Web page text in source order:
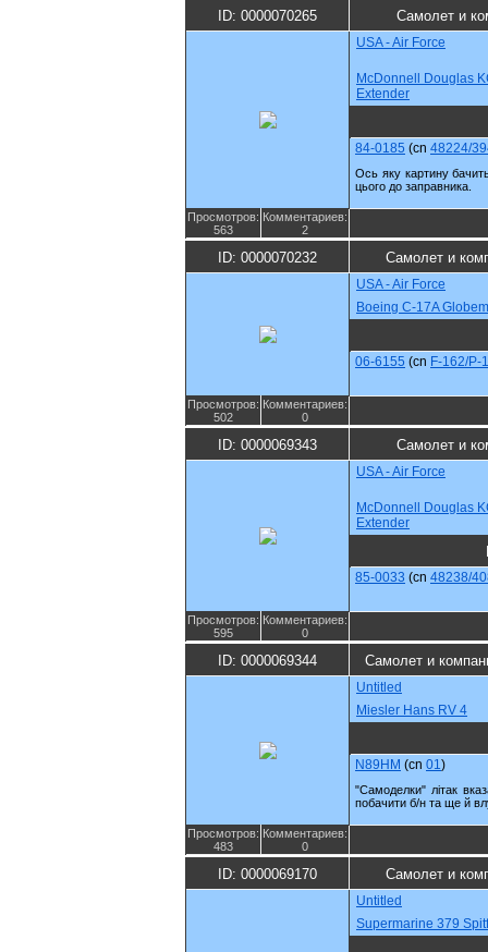
ID: 0000070265 Самолет и
USA - Air Force
McDonnell Douglas
Extender
84-0185 (cn 48224/
Ось яку картину
цього до заправника.
Просмотров:
563
Комментариев:
2
ID: 0000070232 Самолет и
USA - Air Force
Boeing C-17A
06-6155 (cn F-162/P-
Просмотров:
502
Комментариев:
0
ID: 0000069343 Самолет и
USA - Air Force
McDonnell Douglas
Extender
85-0033 (cn 48238/
Просмотров:
595
Комментариев:
0
ID: 0000069344 Самолет и
Untitled
Miesler Hans RV 4
N89HM (cn 01)
"Самоделки" літак
побачити б/н та ще й
Просмотров:
483
Комментариев:
0
ID: 0000069170 Самолет и
Untitled
Supermarine 379